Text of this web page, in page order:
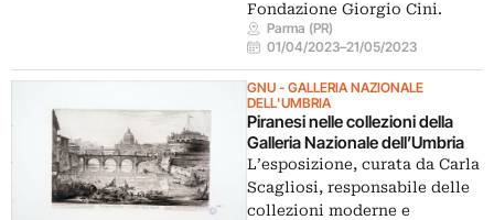
Fondazione Giorgio Cini.
Parma (PR)
01/04/2023–21/05/2023
GNU - GALLERIA NAZIONALE
DELL'UMBRIA
Piranesi nelle collezioni della
Galleria Nazionale dell’Umbria
L’esposizione, curata da Carla
Scagliosi, responsabile delle
collezioni moderne e